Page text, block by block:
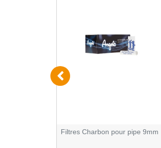
Filtres Charbon pour pipe 9mm